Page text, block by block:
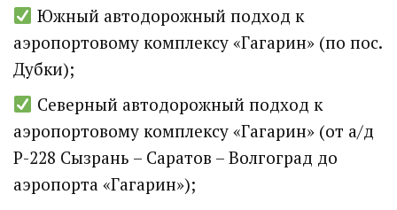
Южный автодорожный подход к
аэропортовому комплексу «Гагарин» (по пос.
Дубки);
Северный автодорожный подход к
аэропортовому комплексу «Гагарин» (от а/д
Р-228 Сызрань – Саратов – Волгоград до
аэропорта «Гагарин»);
Володин: 31 августа
РАБОТЫ БУДУТ
ЗАВЕРШЕНЫ